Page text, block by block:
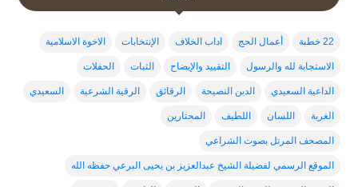
22 خطبة أعمال الحج اداب الخلاف الإنتخابات الاخوة الاسلامية
الاستجابة لله والرسول التقييد والإيضاح الثبات الحفلات
الداعية السعيدي الدين النصيحة الرقائق الرقية الشرعية السعيدي
الغربة اللسان اللطيف المحتارين
المصحف المرتل بصوت الشراعي
الموقع الرسمي لفضيلة الشيخ عبدالعزيز بن يحيى البرعي حفظه الله